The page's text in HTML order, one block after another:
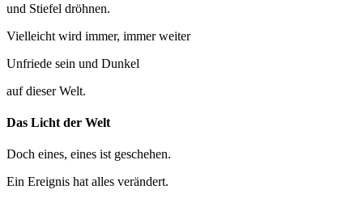
und Stiefel dröhnen.
Vielleicht wird immer, immer weiter
Unfriede sein und Dunkel
auf dieser Welt.
Das Licht der Welt
Doch eines, eines ist geschehen.
Ein Ereignis hat alles verändert.